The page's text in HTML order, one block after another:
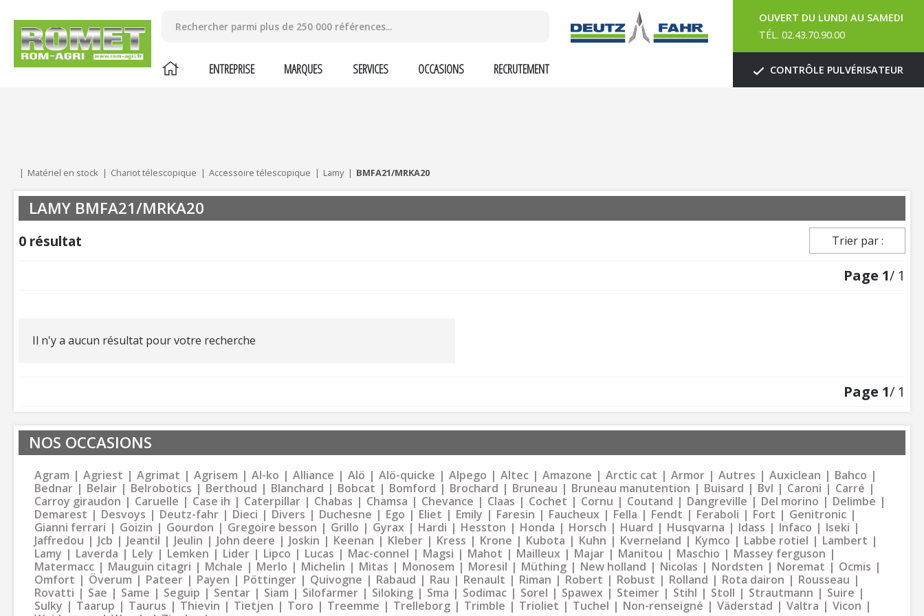
ENTREPRISE MARQUES SERVICES OCCASIONS RECRUTEMENT
OUVERT DU LUNDI AU SAMEDI
TÉL. 02.43.70.90.00
CONTRÔLE PULVÉRISATEUR
Matériel en stock Chariot télescopique Accessoire télescopique Lamy BMFA21/MRKA20
LAMY BMFA21/MRKA20
0 résultat Trier par :
Page 1/ 1
Il n'y a aucun résultat pour votre recherche
Page 1/ 1
NOS OCCASIONS
Agram Agriest Agrimat Agrisem Al-ko Alliance Alö Alö-quicke Alpego Altec Amazone Arctic cat Armor Autres Auxiclean
Bahco
Bednar
Belair Belrobotics Berthoud Blanchard Bobcat Bomford Brochard Bruneau Bruneau manutention Buisard Bvl Caroni
Carré
Carroy giraudon
Caruelle Case ih Caterpillar Chabas Chamsa Chevance Claas Cochet Cornu Coutand Dangreville Del morino
Delimbe
Demarest
Desvoys Deutz-fahr Dieci Divers Duchesne Ego Eliet Emily Faresin Faucheux Fella Fendt Feraboli Fort
Genitronic
Gianni ferrari
Goizin Gourdon Gregoire besson Grillo Gyrax Hardi Hesston Honda Horsch Huard Husqvarna Idass Infaco
Iseki
Jaffredou
Jcb Jeantil Jeulin John deere Joskin Keenan Kleber Kress Krone Kubota Kuhn Kverneland Kymco Labbe rotiel
Lambert
Lamy
Laverda Lely Lemken Lider Lipco Lucas Mac-connel Magsi Mahot Mailleux Majar Manitou Maschio
Massey ferguson
Matermacc
Mauguin citagri Mchale Merlo Michelin Mitas Monosem Moresil Müthing New holland Nicolas Nordsten Noremat
Ocmis
Omfort
Överum Pateer Payen Pöttinger Quivogne Rabaud Rau Renault Riman Robert Robust Rolland Rota dairon
Rousseau
Rovatti
Sae Same Seguip Sentar Siam Silofarmer Siloking Sma Sodimac Sorel Spawex Steimer Stihl Stoll Strautmann
Suire
Sulky
Taarup Taurus Thievin Tietjen Toro Treemme Trelleborg Trimble Trioliet Tuchel Non-renseigné Väderstad Valtra
Vicon